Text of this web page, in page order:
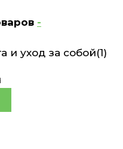
-
и уход за собой(1)